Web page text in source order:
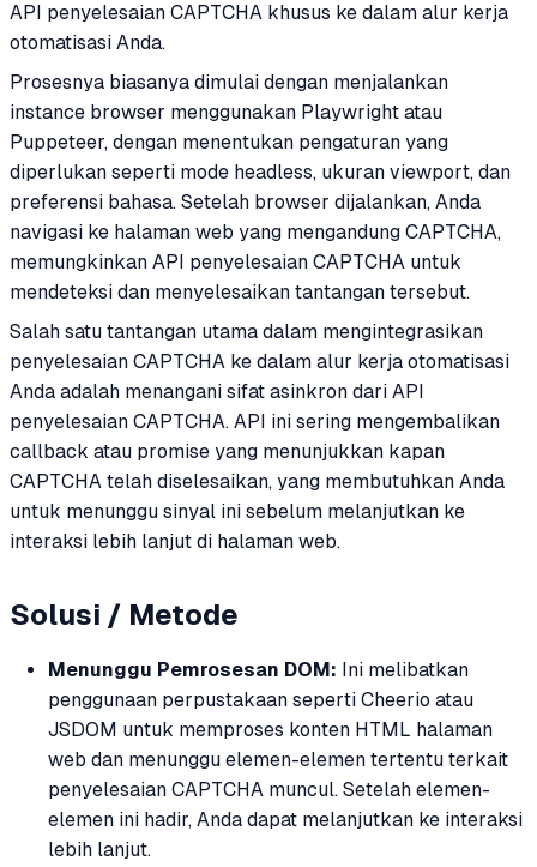
API penyelesaian CAPTCHA khusus ke dalam alur kerja
otomatisasi Anda.
Prosesnya biasanya dimulai dengan menjalankan
instance browser menggunakan Playwright atau
Puppeteer, dengan menentukan pengaturan yang
diperlukan seperti mode headless, ukuran viewport, dan
preferensi bahasa. Setelah browser dijalankan, Anda
navigasi ke halaman web yang mengandung CAPTCHA,
memungkinkan API penyelesaian CAPTCHA untuk
mendeteksi dan menyelesaikan tantangan tersebut.
Salah satu tantangan utama dalam mengintegrasikan
penyelesaian CAPTCHA ke dalam alur kerja otomatisasi
Anda adalah menangani sifat asinkron dari API
penyelesaian CAPTCHA. API ini sering mengembalikan
callback atau promise yang menunjukkan kapan
CAPTCHA telah diselesaikan, yang membutuhkan Anda
untuk menunggu sinyal ini sebelum melanjutkan ke
interaksi lebih lanjut di halaman web.
Solusi / Metode
Menunggu Pemrosesan DOM: Ini melibatkan
penggunaan perpustakaan seperti Cheerio atau
JSDOM untuk memproses konten HTML halaman
web dan menunggu elemen-elemen tertentu terkait
penyelesaian CAPTCHA muncul. Setelah elemen-
elemen ini hadir, Anda dapat melanjutkan ke interaksi
lebih lanjut.